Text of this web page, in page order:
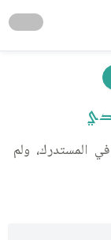
المستدرك، ولم